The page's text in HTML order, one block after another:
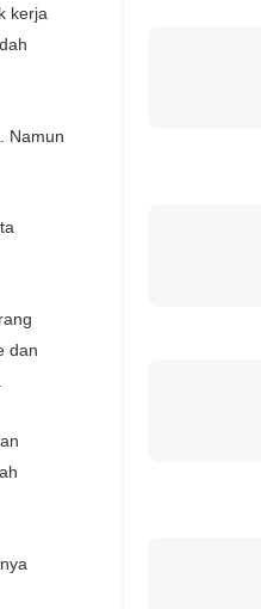
kerja
Namun
dan